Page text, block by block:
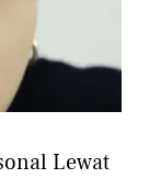
Lewat